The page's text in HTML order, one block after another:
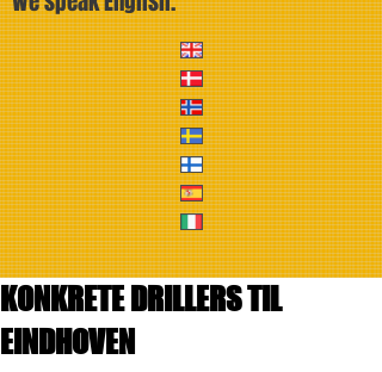
KONKRETE DRILLERS TIL
EINDHOVEN